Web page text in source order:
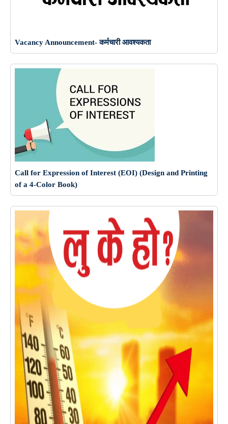
Vacancy Announcement- कर्मचारी आवश्यकता
Call for Expression of Interest (EOI) (Design and Printing
of a 4-Color Book)